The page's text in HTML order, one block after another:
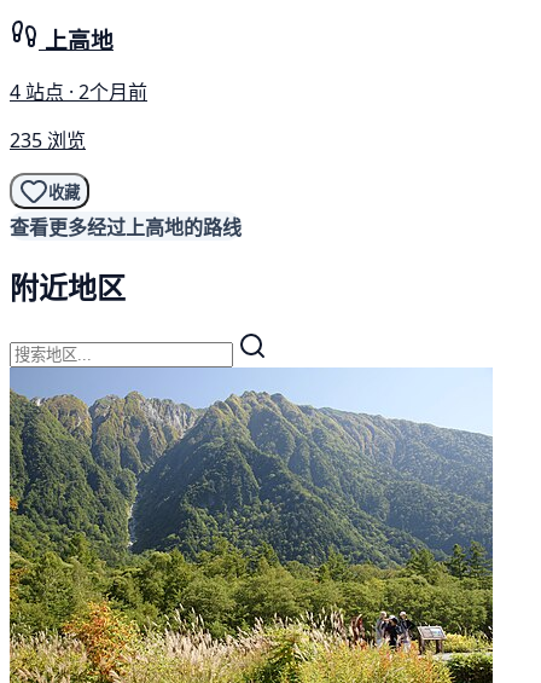
上高地
4 站点 · 2个月前
235 浏览
收藏
查看更多经过上高地的路线
附近地区